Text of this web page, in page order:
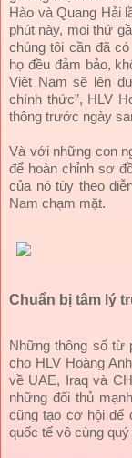
Hào và Quang Hải
phút này, mọi thứ
chúng tôi cần đã
họ đều đảm bảo,
Việt Nam sẽ lên
chính thức”, HLV
thông trước ngày
Và với những con
để hoàn chỉnh sơ
của nó tùy theo
Nam chạm mặt.
Chuẩn bị tâm lý
Những thông số từ
cho HLV Hoàng
về UAE, Iraq và
những đối thủ
cũng tạo cơ hội để
quốc tế vô cùng quý